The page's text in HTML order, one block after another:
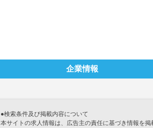
企業情報
●検索条件及び掲載内容について
本サイトの求人情報は、広告主の責任に基づき情報を